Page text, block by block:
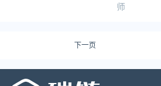
师
下一页